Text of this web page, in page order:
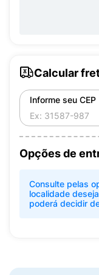
Calcular
Informe seu CEP
Opções de
Consulte pelas
localidade
poderá decidir